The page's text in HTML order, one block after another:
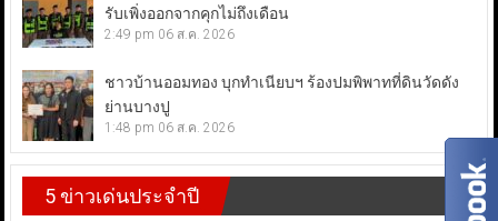
รับเพิ่งออกจากคุกไม่ถึงเดือน
2:49 pm 06 ส.ค. 2026
ชาวบ้านออมทอง บุกทำเนียบฯ ร้องปมพิพาทที่ดินวัดดัง
ย่านบางปู
1:48 pm 06 ส.ค. 2026
5 ข่าวเด่นประจำปี